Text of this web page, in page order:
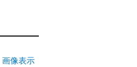
画像表示